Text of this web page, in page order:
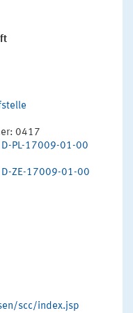
0417
D-PL-17009-01-00
D-ZE-17009-01-00
scc/index.jsp